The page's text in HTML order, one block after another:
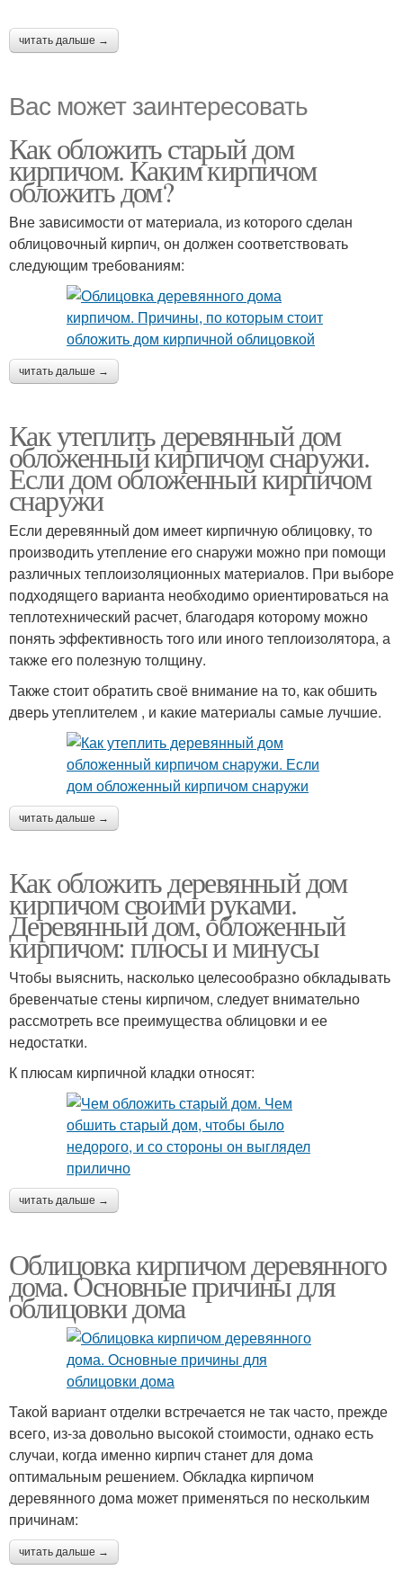
читать дальше →
Вас может заинтересовать
Как обложить старый дом
кирпичом. Каким кирпичом
обложить дом?
Вне зависимости от материала, из которого сделан
облицовочный кирпич, он должен соответствовать
следующим требованиям:
читать дальше →
Как утеплить деревянный дом
обложенный кирпичом снаружи.
Если дом обложенный кирпичом
снаружи
Если деревянный дом имеет кирпичную облицовку, то
производить утепление его снаружи можно при помощи
различных теплоизоляционных материалов. При выборе
подходящего варианта необходимо ориентироваться на
теплотехнический расчет, благодаря которому можно
понять эффективность того или иного теплоизолятора, а
также его полезную толщину.
Также стоит обратить своё внимание на то, как обшить
дверь утеплителем , и какие материалы самые лучшие.
читать дальше →
Как обложить деревянный дом
кирпичом своими руками.
Деревянный дом, обложенный
кирпичом: плюсы и минусы
Чтобы выяснить, насколько целесообразно обкладывать
бревенчатые стены кирпичом, следует внимательно
рассмотреть все преимущества облицовки и ее
недостатки.
К плюсам кирпичной кладки относят:
читать дальше →
Облицовка кирпичом деревянного
дома. Основные причины для
облицовки дома
Такой вариант отделки встречается не так часто, прежде
всего, из-за довольно высокой стоимости, однако есть
случаи, когда именно кирпич станет для дома
оптимальным решением. Обкладка кирпичом
деревянного дома может применяться по нескольким
причинам:
читать дальше →